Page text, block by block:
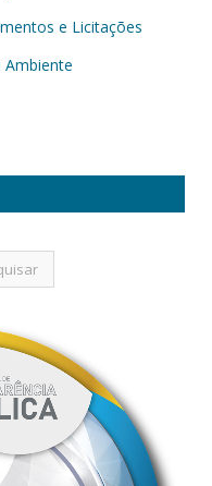
e Licitações
Ambiente